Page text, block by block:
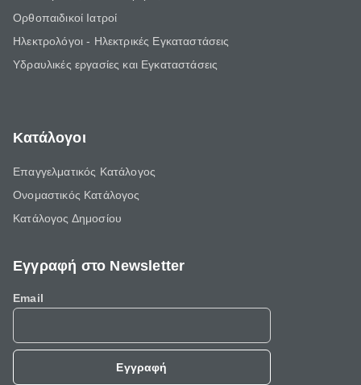
Ορθοπαιδικοί Ιατροί
Ηλεκτρολόγοι - Ηλεκτρικές Εγκαταστάσεις
Υδραυλικές εργασίες και Εγκαταστάσεις
Κατάλογοι
Επαγγελματικός Κατάλογος
Ονομαστικός Κατάλογος
Κατάλογος Δημοσίου
Εγγραφή στο Newsletter
Email
Εγγραφή